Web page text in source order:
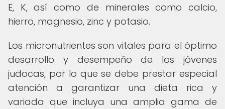
E, K, así como de minerales como calcio,
hierro, magnesio, zinc y potasio.
Los micronutrientes son vitales para el óptimo
desarrollo y desempeño de los jóvenes
judocas, por lo que se debe prestar especial
atención a garantizar una dieta rica y
variada que incluya una amplia gama de